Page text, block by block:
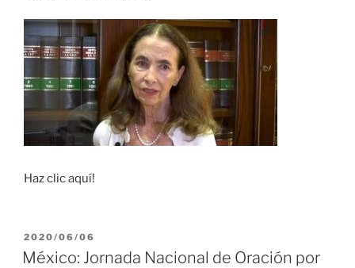
Haz clic aquí!
PUBLICADO
EL
2020/06/06
México: Jornada Nacional de Oración por